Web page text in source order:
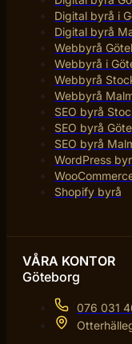
Digital byrå i
Digital byrå
Webbyrå
Webbyrå i
Webbyrå
Webbyrå
SEO byrå
SEO byrå
SEO byrå
WordPress
Shopify byrå
VÅRA KONTOR
Göteborg
076 031